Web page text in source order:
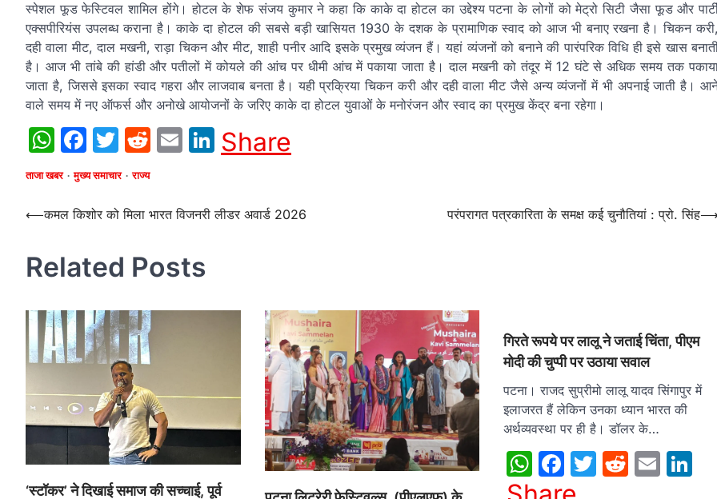
स्पेशल फूड फेस्टिवल शामिल होंगे। होटल के शेफ संजय कुमार ने कहा कि काके दा होटल का उद्देश्य पटना के लोगों को मेट्रो सिटी जैसा फूड और
एक्सपीरियंस उपलब्ध कराना है। काके दा होटल की सबसे बड़ी खासियत 1930 के दशक के प्रामाणिक स्वाद को आज भी बनाए रखना है। चिकन करी,
दही वाला मीट, दाल मखनी, राड़ा चिकन और मीट, शाही पनीर आदि इसके प्रमुख व्यंजन हैं। यहां व्यंजनों को बनाने की पारंपरिक विधि ही इसे खास
है। आज भी तांबे की हांडी और पतीलों में कोयले की आंच पर धीमी आंच में पकाया जाता है। दाल मखनी को तंदूर में 12 घंटे से अधिक समय तक
जाता है, जिससे इसका स्वाद गहरा और लाजवाब बनता है। यही प्रक्रिया चिकन करी और दही वाला मीट जैसे अन्य व्यंजनों में भी अपनाई जाती है।
वाले समय में नए ऑफर्स और अनोखे आयोजनों के जरिए काके दा होटल युवाओं के मनोरंजन और स्वाद का प्रमुख केंद्र बना रहेगा।
WhatsApp
Facebook
Twitter
Reddit
EmailLinkedIn
Share
ताजा खबर मुख्य समाचार राज्य
Post
⟵कमल किशोर को मिला भारत विजनरी लीडर अवार्ड 2026 परंपरागत पत्रकारिता के समक्ष कई चुनौतियां : प्रो. सिंह⟶
Related Posts
‘स्टॉकर’ ने दिखाई समाज की सच्चाई, पूर्व
गिरते रूपये पर लालू ने जताई चिंता, पीएम
मोदी की चुप्पी पर उठाया सवाल
पटना। राजद सुप्रीमो लालू यादव सिंगापुर में
इलाजरत हैं लेकिन उनका ध्यान भारत की
अर्थव्यवस्था पर ही है। डॉलर के…
WhatsApp
Facebook
Twitter
Reddit
Email